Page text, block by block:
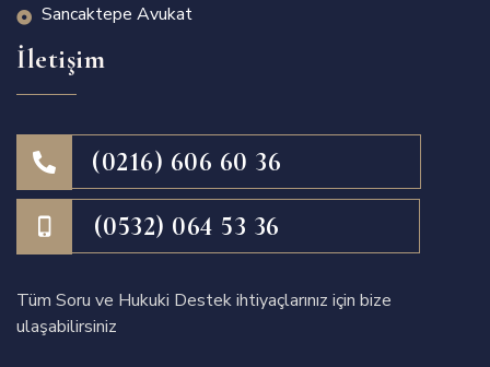
Sancaktepe Avukat
İletişim
(0216) 606 60 36
(0532) 064 53 36
Tüm Soru ve Hukuki Destek ihtiyaçlarınız için bize
ulaşabilirsiniz